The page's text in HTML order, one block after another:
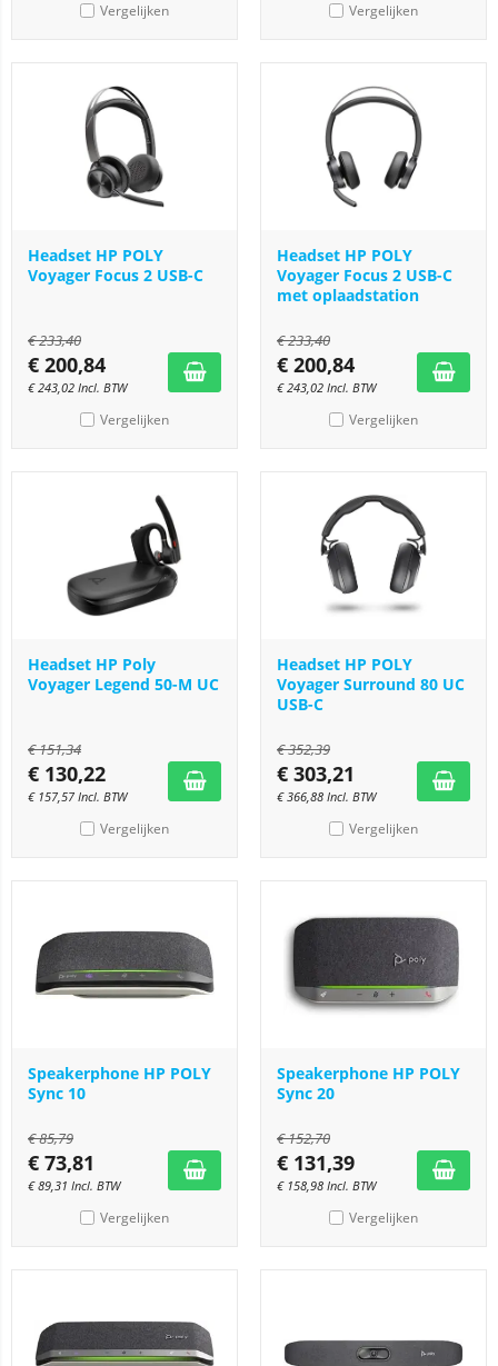
Vergelijken Vergelijken
Headset HP POLY
Voyager Focus 2 USB-C
€233,40
€ 200,84
€243,02 Incl. BTW
Vergelijken
Headset HP POLY
Voyager Focus 2 USB-C
met oplaadstation
€233,40
€ 200,84
€243,02 Incl. BTW
Vergelijken
Headset HP Poly
Voyager Legend 50-M UC
€151,34
€ 130,22
€ 157,57 Incl. BTW
Vergelijken
Headset HP POLY
Voyager Surround 80 UC
USB-C
€352,39
€ 303,21
€366,88 Incl. BTW
Vergelijken
Speakerphone HP POLY
Sync 10
€85,79
€ 73,81
€89,31 Incl. BTW
Vergelijken
Speakerphone HP POLY
Sync 20
€152,70
€ 131,39
€ 158,98 Incl. BTW
Vergelijken